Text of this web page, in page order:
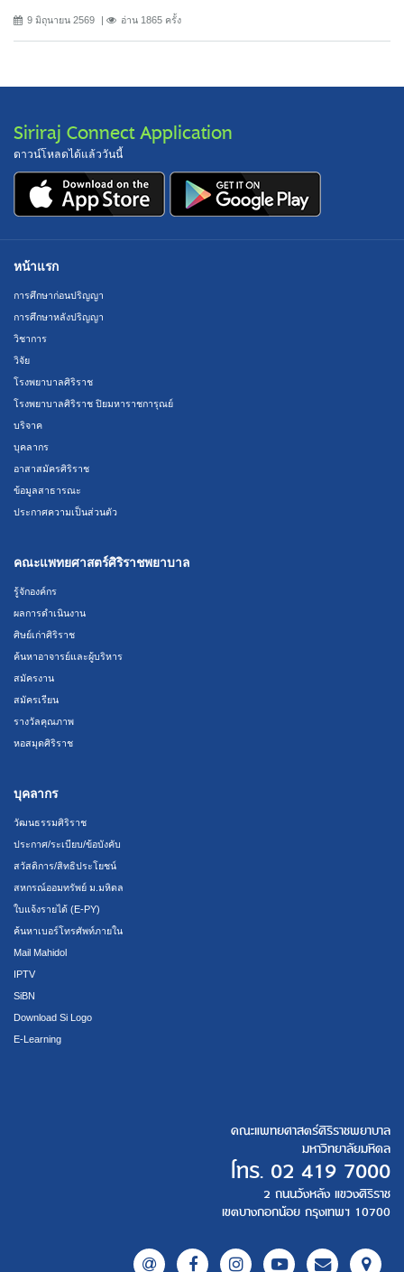
9 มิถุนายน 2569 อ่าน 1865 ครั้ง
Siriraj Connect Application
ดาวน์โหลดได้แล้ววันนี้
หน้าแรก
การศึกษาก่อนปริญญา
การศึกษาหลังปริญญา
วิชาการ
วิจัย
โรงพยาบาลศิริราช
โรงพยาบาลศิริราช ปิยมหาราชการุณย์
บริจาค
บุคลากร
อาสาสมัครศิริราช
ข้อมูลสาธารณะ
ประกาศความเป็นส่วนตัว
คณะแพทยศาสตร์ศิริราชพยาบาล
รู้จักองค์กร
ผลการดำเนินงาน
ศิษย์เก่าศิริราช
ค้นหาอาจารย์และผู้บริหาร
สมัครงาน
สมัครเรียน
รางวัลคุณภาพ
หอสมุดศิริราช
บุคลากร
วัฒนธรรมศิริราช
ประกาศ/ระเบียบ/ข้อบังคับ
สวัสดิการ/สิทธิประโยชน์
สหกรณ์ออมทรัพย์ ม.มหิดล
ใบแจ้งรายได้ (E-PY)
ค้นหาเบอร์โทรศัพท์ภายใน
Mail Mahidol
IPTV
SiBN
Download Si Logo
E-Learning
คณะแพทยศาสตร์ศิริราชพยาบาล
มหาวิทยาลัยมหิดล
โทร. 02 419 7000
2 ถนนวังหลัง แขวงศิริราช
เขตบางกอกน้อย กรุงเทพฯ 10700